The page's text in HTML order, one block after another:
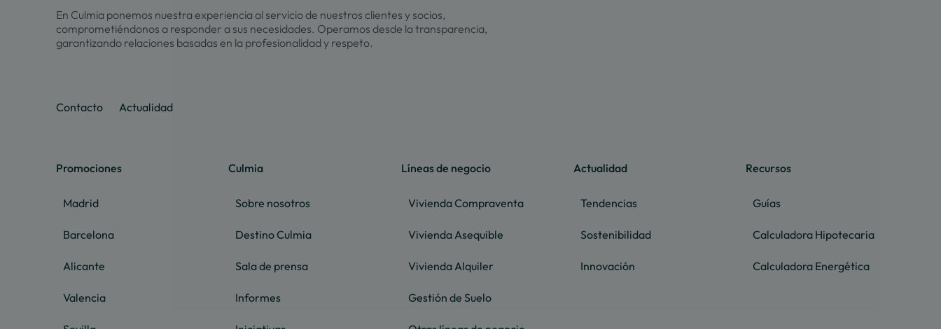
En Culmia ponemos nuestra experiencia al servicio de nuestros clientes y socios,
comprometiéndonos a responder a sus necesidades. Operamos desde la transparencia,
garantizando relaciones basadas en la profesionalidad y respeto.
Contacto Actualidad
Promociones
Madrid
Barcelona
Alicante
Valencia
Culmia
Sobre nosotros
Destino Culmia
Sala de prensa
Informes
Líneas de negocio
Vivienda Compraventa
Vivienda Asequible
Vivienda Alquiler
Gestión de Suelo
Actualidad
Tendencias
Sostenibilidad
Innovación
Recursos
Guías
Calculadora Hipotecaria
Calculadora Energética